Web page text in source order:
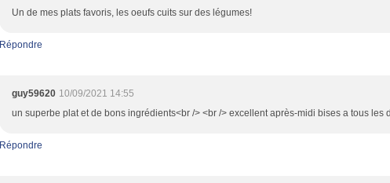
Un de mes plats favoris, les oeufs cuits sur des légumes!
Répondre
guy59620 10/09/2021 14:55
un superbe plat et de bons ingrédients<br /> <br /> excellent après-midi bises a tous les
Répondre